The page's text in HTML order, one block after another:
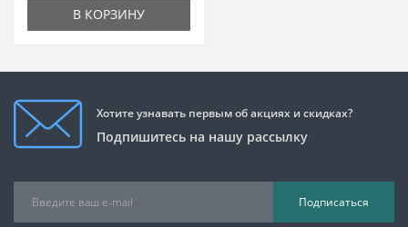
В КОРЗИНУ
Хотите узнавать первым об акциях и скидках?
Подпишитесь на нашу рассылку
Подписаться